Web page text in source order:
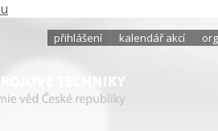
přihlášení kalendář akcí